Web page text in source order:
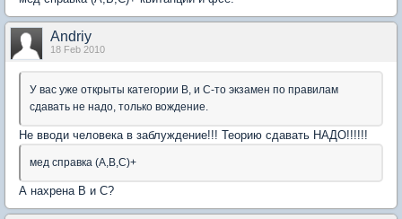
Andriy
18 Feb 2010
У вас уже открыты категории В, и С-то экзамен по правилам
сдавать не надо, только вождение.
Не вводи человека в заблуждение!!! Теорию сдавать НАДО!!!!!!
мед справка (А,В,С)+
А нахрена В и С?